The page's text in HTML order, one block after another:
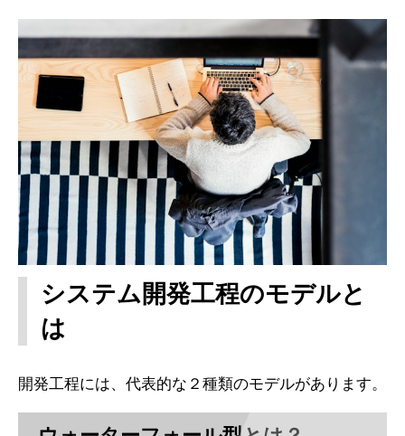
システム開発工程のモデルと
は
開発工程には、代表的な２種類のモデルがあります。